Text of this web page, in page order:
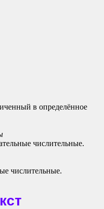
в определённое
числительные.
числительные.